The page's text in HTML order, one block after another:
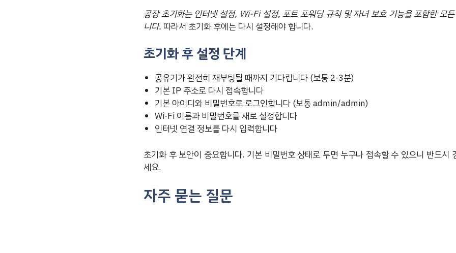
공장 초기화는 인터넷 설정, Wi-Fi 설정, 포트 포워딩 규칙 및 자녀 보호 기능을 포함한 모
니다. 따라서 초기화 후에는 다시 설정해야 합니다.
초기화 후 설정 단계
공유기가 완전히 재부팅될 때까지 기다립니다 (보통 2-3분)
기본 IP 주소로 다시 접속합니다
기본 아이디와 비밀번호로 로그인합니다 (보통 admin/admin)
Wi-Fi 이름과 비밀번호를 새로 설정합니다
인터넷 연결 정보를 다시 입력합니다
초기화 후 보안이 중요합니다. 기본 비밀번호 상태로 두면 누구나 접속할 수 있으니 반드시
세요.
자주 묻는 질문